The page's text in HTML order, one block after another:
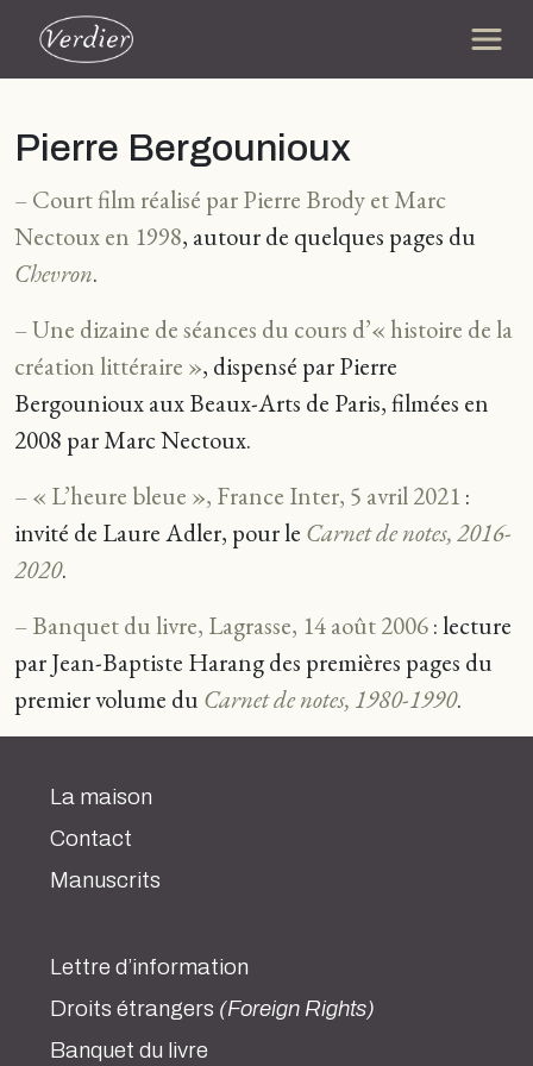
Pierre Bergounioux
– Court film réalisé par Pierre Brody et Marc
Nectoux en 1998, autour de quelques pages du
Chevron.
– Une dizaine de séances du cours d’« histoire de la
création littéraire », dispensé par Pierre
Bergounioux aux Beaux-Arts de Paris, filmées en
2008 par Marc Nectoux.
– « L’heure bleu‪e‬ », France Inter, 5 avril 2021 :
invité de Laure Adler, pour le Carnet de notes, 2016-
2020.
– Banquet du livre, Lagrasse, 14 août 2006: lecture
par Jean-Baptiste Harang des premières pages du
premier volume duCarnet de notes, 1980-1990.
La maison
Contact
Manuscrits
Lettre d’information
Droits étrangers (Foreign Rights)
Banquet du livre